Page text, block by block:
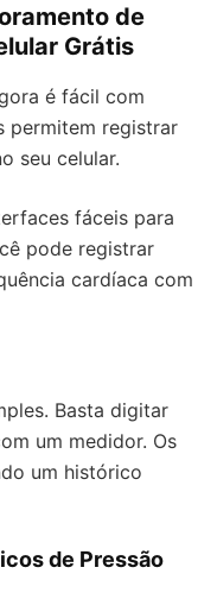
de
Grátis
é fácil com
permitem registrar
seu celular.
fáceis para
pode registrar
cardíaca com
Basta digitar
um medidor. Os
um histórico
de Pressão